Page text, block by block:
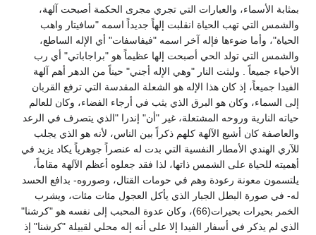
بمثابة الأسماء، والعبارات التي تجري مجرى الحكمة أصبحت آلهة،
والشمس التي تهب الحياة انقلبت إلهاً جديداً اسمه "سافيتار واهب
الحياة"، وأما ضوءها فإله آخر اسمه "فيفاسفات" أي الإله الساطع،
والشمس التي تولد الحي أصبحت إلها عظيماً هو "براجاباتي" أي رب
الأحياء جميعاً . ولبثت النار "وهي الإله أجني" حيناً من الدهر أهم آلهة
الفيدا جميعاً، إذ كان هذا الإله هو الشعلة المقدسة التي ترفع القربان
إلى السماء، وكان هو البرق الذي يثب في أرجاء الفضاء، وكان للعالم
حياته النارية وروحه المشتعلة، غير "أن" إندرا "الذي يتصرف في الرعد
والعاصفة كان أشيع الآلهة كلهم ذكراً بين الناس، لأنه هو الذي يجلب
للآري الهندي الأمطار النفسية التي بدت له عنصراً جوهرياً يكاد يزيد في
أهميته للحياة على الشمس ذاتها، لذا فقد جعلوه أعظم الآلهة مقاماً،
يلتسمون معونة رعودة وهم في حومات القتال، وصوروه- بدافع الحسد
له- في صورة البطل الجبار الذي يأكل العجول مئات مئات، ويشرب
الخمر بحيرات بحيرات(66)، وكان عدوة المحبب إلى نفسه هو "كرشنا"
الذي لم يذكر في أسفار الفيدا إلا على أنه إله محلي لقبيلة "كرشنا" إذ